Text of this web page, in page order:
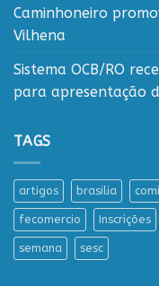
Caminhoneiro
Vilhena
Sistema OCB/RO
para apresentação
TAGS
artigos brasilia
fecomercio Inscrições
semana sesc